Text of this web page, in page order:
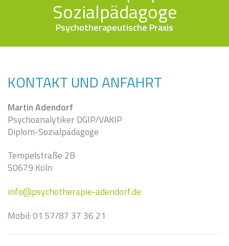
Sozialpädagoge
Psychotherapeutische Praxis
KONTAKT UND ANFAHRT
Martin Adendorf
Psychoanalytiker DGIP/VAKIP
Diplom-Sozialpädagoge
Tempelstraße 2B
50679 Köln
info@psychotherapie-adendorf.de
Mobil: 01 57/87 37 36 21